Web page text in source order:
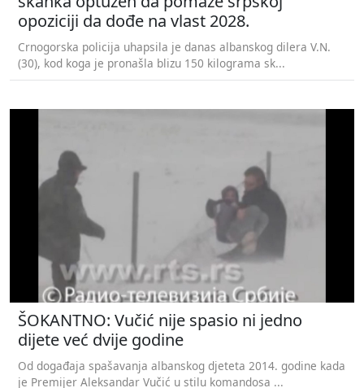
opoziciji da dođe na vlast 2028.
Crnogorska policija uhapsila je danas albanskog dilera V.N.
(30), kod koga je pronašla blizu 150 kilograma sk...
ŠOKANTNO: Vučić nije spasio ni jedno
dijete već dvije godine
Od događaja spašavanja albanskog djeteta 2014. godine kada
je Premijer Aleksandar Vučić u stilu komandosa ...